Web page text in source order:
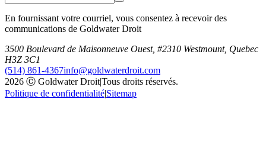
En fournissant votre courriel, vous consentez à recevoir des
communications de Goldwater Droit
3500 Boulevard de Maisonneuve Ouest, #2310 Westmount, Quebec
H3Z 3C1
(514) 861-4367info@goldwaterdroit.com
2026 Ⓒ Goldwater Droit|Tous droits réservés.
Politique de confidentialité|Sitemap